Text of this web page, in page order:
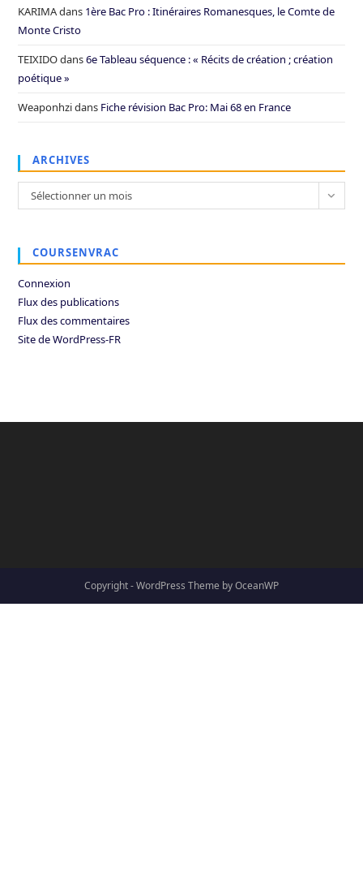
KARIMAdans 1ère Bac Pro : Itinéraires Romanesques, le Comte de
Monte Cristo
TEIXIDOdans6e Tableau séquence : « Récits de création ; création
poétique »
Weaponhzidans Fiche révision Bac Pro: Mai 68 en France
ARCHIVES
Archives
Sélectionner un mois
COURSENVRAC
Connexion
Flux des publications
Flux des commentaires
Site de WordPress-FR
Copyright - WordPress Theme by OceanWP